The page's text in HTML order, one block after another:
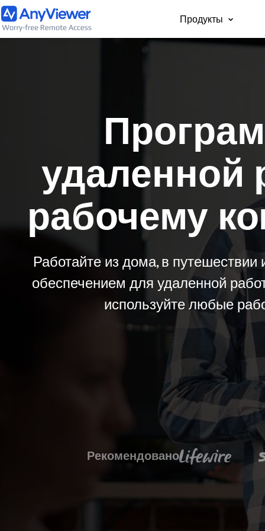
Продукты
телефона из любой
мира
удаленной
рабочему
Работайте из дома, в
обеспечением для удаленной
используйте любые
Рекомендовано